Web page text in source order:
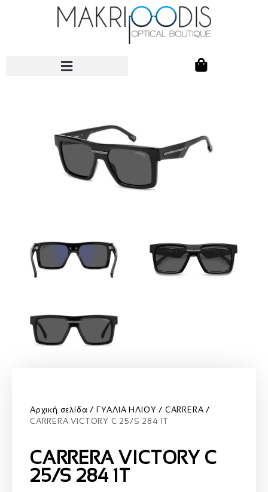
Αρχική σελίδα ΓΥΑΛΙΑ ΗΛΙΟΥ
CARRERA
CARRERA VICTORY C 25/S 284 1T
CARRERA VICTORY C
25/S 284 1T